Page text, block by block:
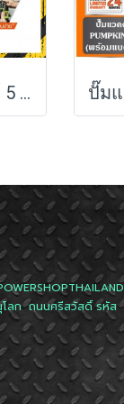
เครื่องวัดระดับเลเซอร์ 5 เส้น (พร้อมชุดขาตั้ง) PUMPKIN แสงสีเขียว รุ่น PTT-LSG5E (28267)
โลก ถนนศรีสวัสดิ์ รหัส